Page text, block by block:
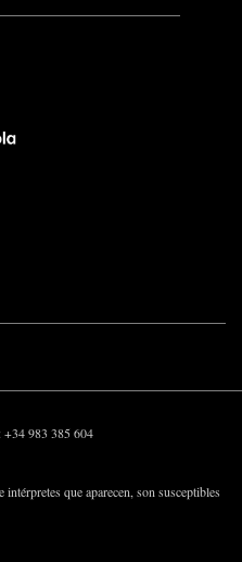
: +34 983 385 604
que aparecen, son susceptibles